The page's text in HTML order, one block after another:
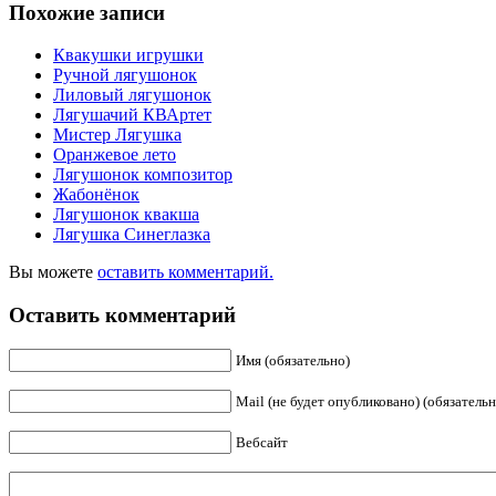
Похожие записи
Квакушки игрушки
Ручной лягушонок
Лиловый лягушонок
Лягушачий КВАртет
Мистер Лягушка
Оранжевое лето
Лягушонок композитор
Жабонёнок
Лягушонок квакша
Лягушка Синеглазка
Вы можете оставить комментарий.
Оставить комментарий
Имя (обязательно)
Mail (не будет опубликовано)
Вебсайт